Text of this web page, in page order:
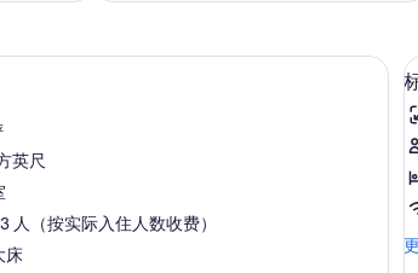
高档床上用品、羽绒被、加厚床垫、办
10 分
英尺
人（按实际入住人数收费）
床
准
标